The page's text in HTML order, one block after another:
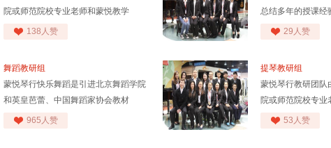
院或师范院校专业老师和蒙悦教学
138人赞
总结多年的授课经
29人赞
舞蹈教研组
蒙悦琴行快乐舞蹈是引进北京舞蹈学院
和英皇芭蕾、中国舞蹈家协会教材
965人赞
提琴教研组
蒙悦琴行教研团队
院或师范院校专业
53人赞
提问者：张康
2017-06-28 11:34:16
预约日期：2026年08月03日
预约人姓名：高帅